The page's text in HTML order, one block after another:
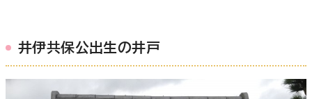
井伊共保公出生の井戸